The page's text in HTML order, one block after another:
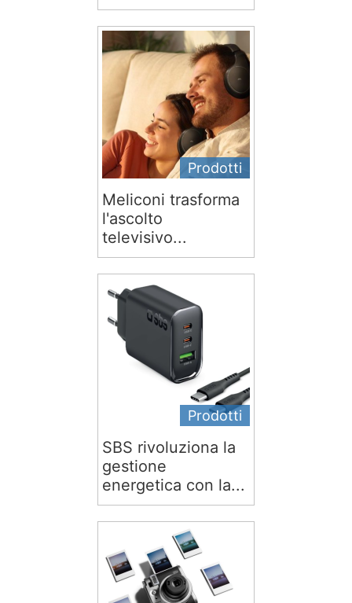
Prodotti
Meliconi trasforma
l'ascolto
televisivo...
Prodotti
SBS rivoluziona la
gestione
energetica con la...